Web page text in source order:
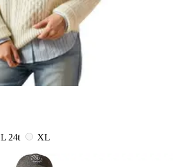
L 24t
XL